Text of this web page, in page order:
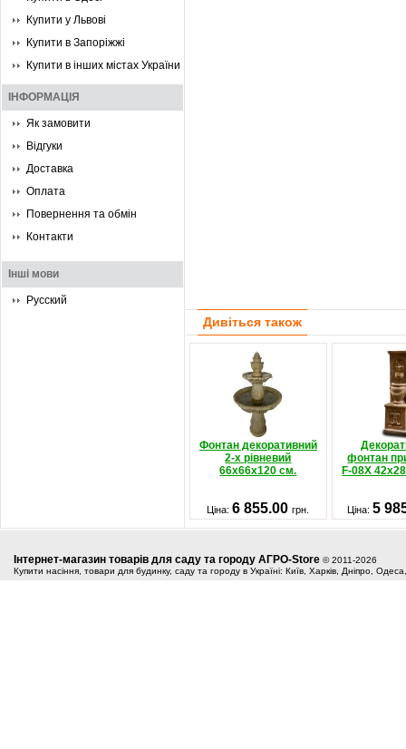
Купити у Львові
Купити в Запоріжжі
Купити в інших містах України
ІНФОРМАЦІЯ
Як замовити
Відгуки
Доставка
Оплата
Повернення та обмін
Контакти
Інші мови
Русский
Дивіться також
Фонтан декоративний
2-х рівневий
66x66x120 см.
фонтан
F-08X
Ціна:6 855.00грн. Ціна:5
Інтернет-магазин товарів для саду та городу АГРО-Store © 2011-2026
Купити насіння, товари для будинку, саду та городу в Україні: Київ, Харків, Дніпро,